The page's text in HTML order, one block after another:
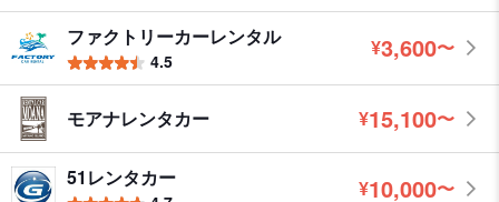
ファクトリーカーレンタル
4.5
¥3,600 円
〜
モアナレンタカー ¥15,100 円
〜
51レンタカー ¥10,000〜